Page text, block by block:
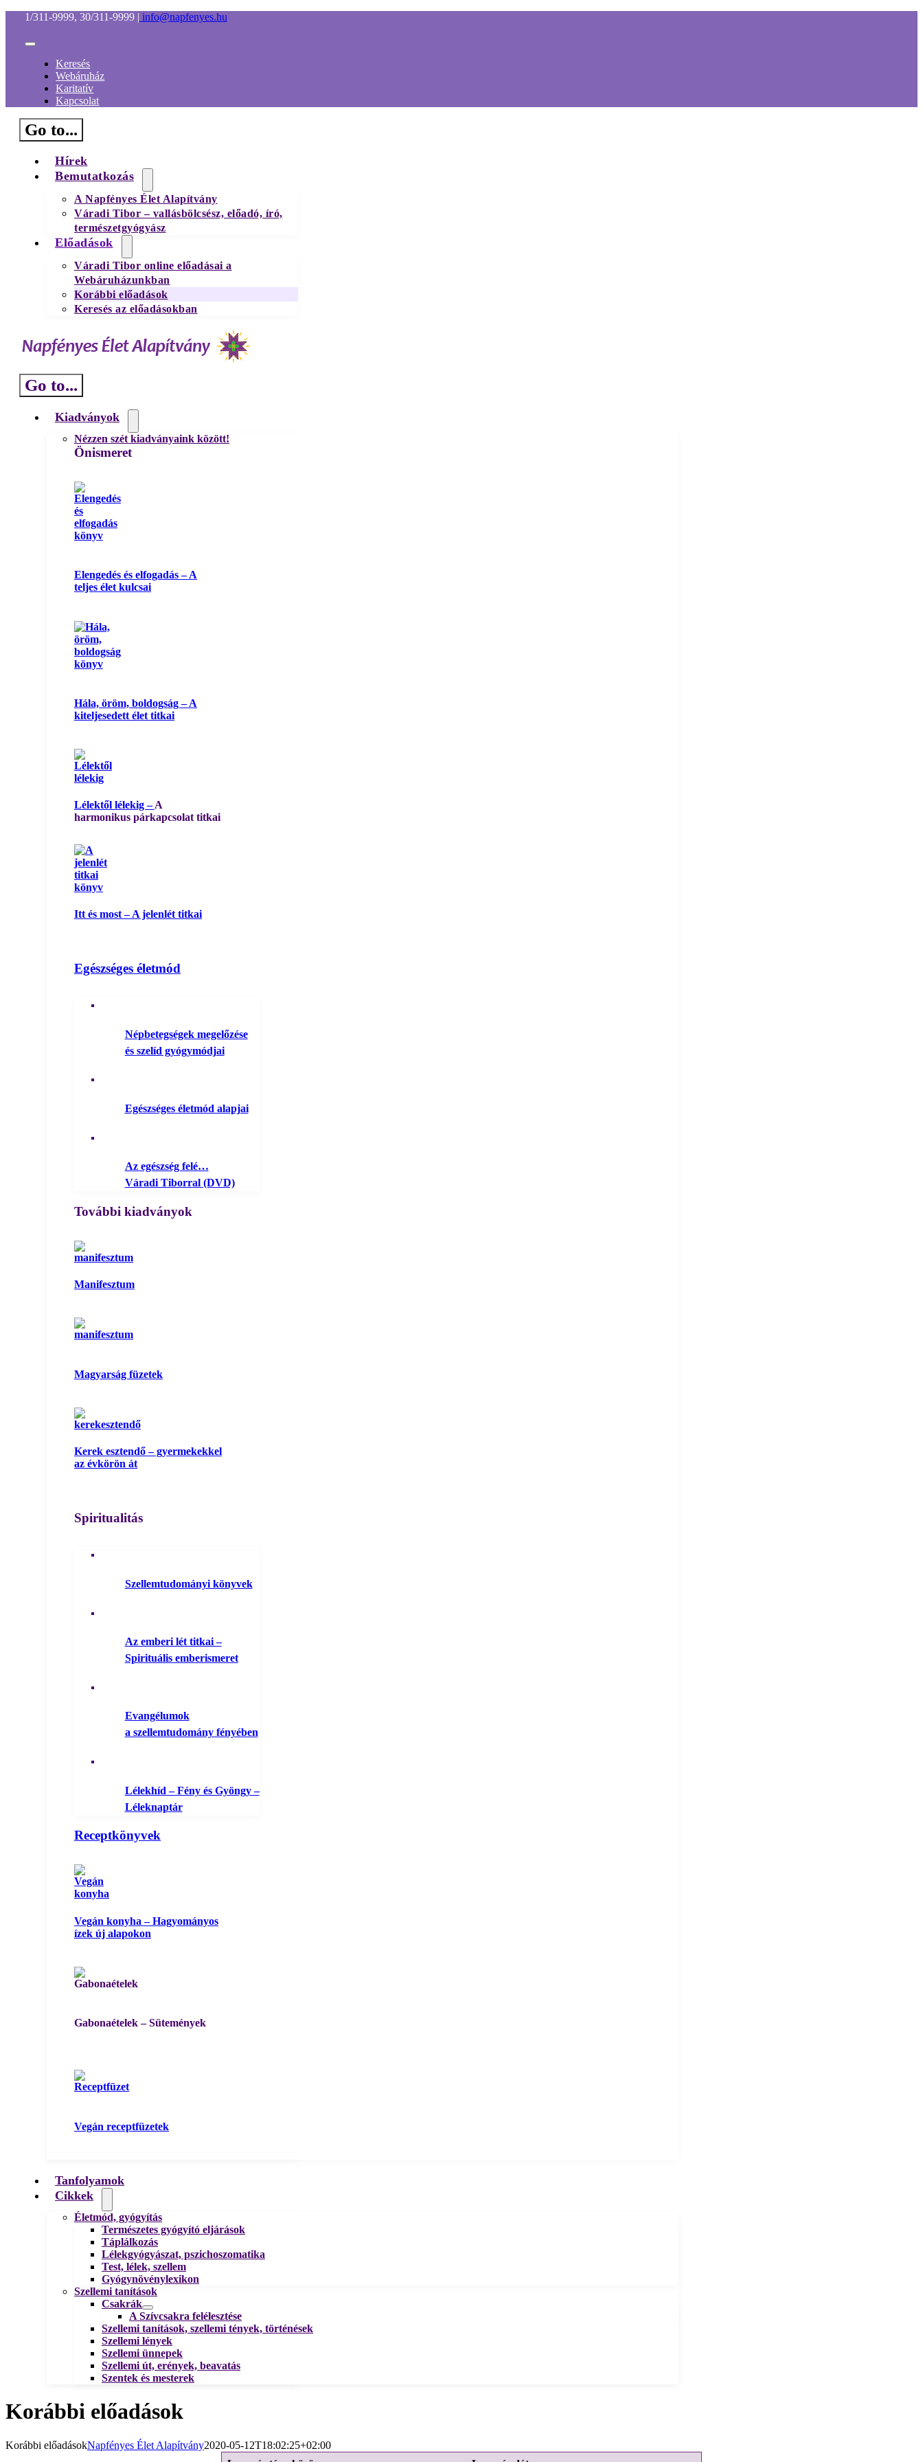
Kihagyás
1/311-9999, 30/311-9999 | info@napfenyes.hu
Toggle
NavigationKeresés
Webáruház
Karitatív
Kapcsolat
Go to...
Hírek
Bemutatkozás
A Napfényes Élet Alapítvány
Váradi Tibor – vallásbölcsész, előadó, író,
természetgyógyász
Előadások
Váradi Tibor online előadásai a
Webáruházunkban
Korábbi előadások
Keresés az előadásokban
Go to...
Kiadványok
Nézzen szét kiadványaink között!
Önismeret
Elengedés és elfogadás – A
teljes élet kulcsai
Hála, öröm, boldogság – A
kiteljesedett élet titkai
Lélektől lélekig –A
harmonikus párkapcsolat titkai
Itt és most – A jelenlét titkai
Egészséges életmód
Népbetegségek megelőzése
és szelíd gyógymódjai
Egészséges életmód alapjai
Az egészség felé…
Váradi Tiborral (DVD)
További kiadványok
Manifesztum
Magyarság füzetek
Kerek esztendő – gyermekekkel
az évkörön át
Spiritualitás
Szellemtudományi könyvek
Az emberi lét titkai –
Spirituális emberismeret
Evangélumok
a szellemtudomány fényében
Lélekhíd – Fény és Gyöngy –
Léleknaptár
Receptkönyvek
Vegán konyha – Hagyományos
ízek új alapokon
Gabonaételek – Sütemények
Vegán receptfüzetek
Tanfolyamok
Cikkek
Életmód, gyógyítás
Természetes gyógyító eljárások
Táplálkozás
Lélekgyógyászat, pszichoszomatika
Test, lélek, szellem
Gyógynövénylexikon
Szellemi tanítások
Csakrák
A Szívcsakra felélesztése
Szellemi tanítások, szellemi tények, történések
Szellemi lények
Szellemi ünnepek
Szellemi út, erények, beavatás
Szentek és mesterek
Korábbi előadások
Korábbi előadásokNapfényes Élet Alapítvány2020-05-12T18:02:25+02:00